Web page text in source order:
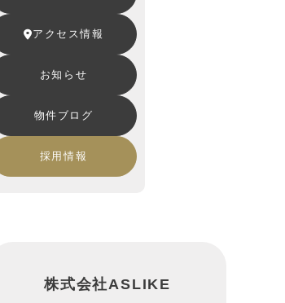
アクセス情報
お知らせ
物件ブログ
採用情報
株式会社ASLIKE